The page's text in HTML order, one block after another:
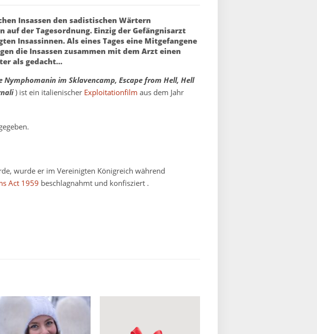
Insassen den sadistischen Wärtern
der Tagesordnung. Einzig der Gefängnisarzt
Insassinnen. Als eines Tages eine Mitgefangene
die Insassen zusammen mit dem Arzt einen
als gedacht…
Nymphomanin im Sklavencamp, Escape from Hell, Hell
) ist ein italienischer Exploitationfilm aus dem Jahr
wurde er im Vereinigten Königreich während
Act 1959 beschlagnahmt und konfisziert .